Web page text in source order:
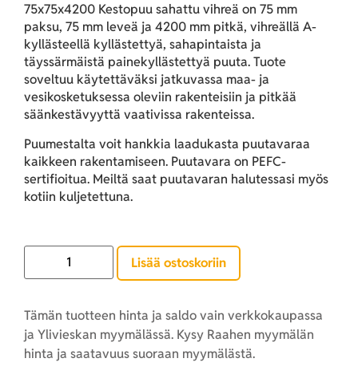
75x75x4200 Kestopuu sahattu vihreä on 75 mm
paksu, 75 mm leveä ja 4200 mm pitkä, vihreällä A-
kyllästeellä kyllästettyä, sahapintaista ja
täyssärmäistä painekyllästettyä puuta. Tuote
soveltuu käytettäväksi jatkuvassa maa- ja
vesikosketuksessa oleviin rakenteisiin ja pitkää
säänkestävyyttä vaativissa rakenteissa.
Puumestalta voit hankkia laadukasta puutavaraa
kaikkeen rakentamiseen. Puutavara on PEFC-
sertifioitua. Meiltä saat puutavaran halutessasi myös
kotiin kuljetettuna.
Lisää ostoskoriin
Tämän tuotteen hinta ja saldo vain verkkokaupassa
ja Ylivieskan myymälässä. Kysy Raahen myymälän
hinta ja saatavuus suoraan myymälästä.